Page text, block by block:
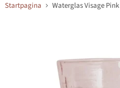
Startpagina Waterglas Visage Pink